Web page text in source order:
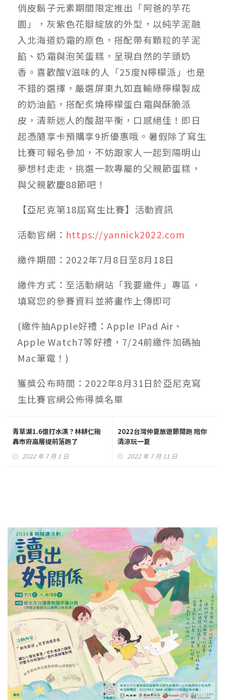
俏皮鬍子元素期間限定推出「阿爸的芋花
園」，灰紫色花瓣綻放的外型，以純芋泥融
入北海道奶霜的原色，搭配帶有顆粒的芋泥
餡、奶霜與泡芙蛋糕，呈現自然的芋頭奶
香。喜歡酸V滋味的人「25度N檸檬派」也是
不錯的選擇，嚴選屏東九如直輸綠檸檬製成
的奶油餡，搭配炙燒檸檬蛋白霜與酥脆派
皮，清新迷人的酸甜平衡，口感絕佳！即日
起憑隨享卡預購享9折優惠哦。暑假除了寫生
比賽可報名參加，不妨跟家人一起到陽明山
夢想村走走，挑選一款專屬的父親節蛋糕，
與父親歡慶88節吧！
【亞尼克第18屆寫生比賽】活動資訊
活動官網： https://yannick2022.com
繳件期間：2022年7月8日至8月18日
繳件方式：至活動網站「我要繳件」專區，
填寫您的參賽資料並將畫作上傳即可
(繳件抽Apple好禮：Apple IPad Air、
Apple Watch7等好禮，7/24前繳件加碼抽
Mac筆電！)
獲獎公布時間：2022年8月31日於亞尼克寫
生比賽官網公佈得獎名單
青草湖1.6億打水漂？林耕仁砲
轟市府高層提前落跑了
2022 年 7 月 1 日
2022台灣仲夏旅遊節開跑 陪你
清涼玩一夏
2022 年 7 月 11 日